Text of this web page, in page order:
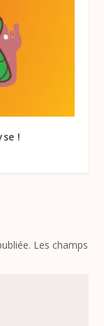
!
Les champs